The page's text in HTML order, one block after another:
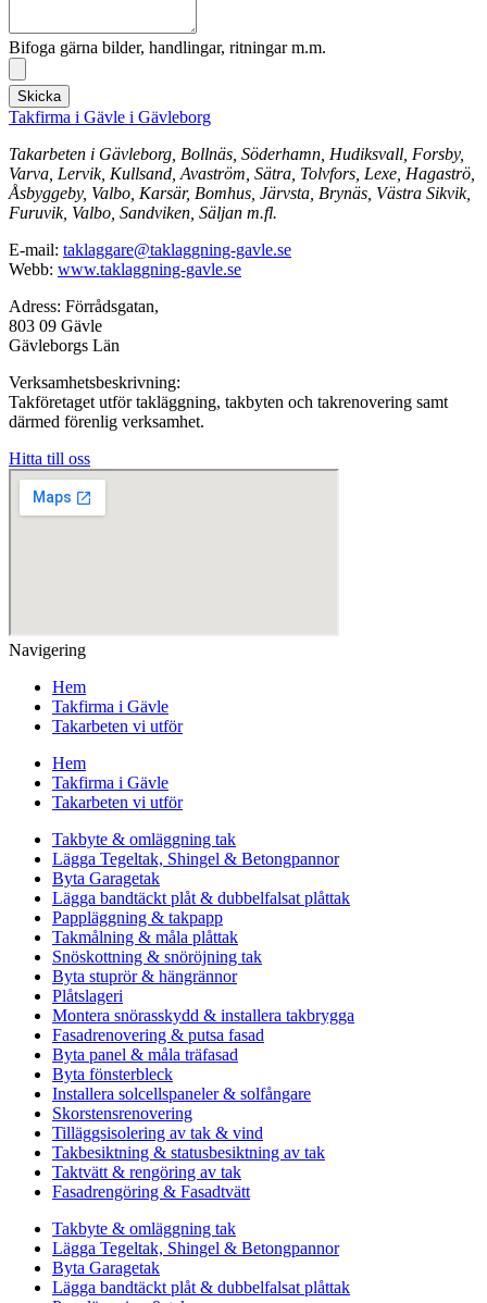
Bifoga gärna bilder, handlingar, ritningar m.m.
Skicka
Takfirma i Gävle i Gävleborg
Takarbeten i Gävleborg, Bollnäs, Söderhamn, Hudiksvall, Forsby,
Varva, Lervik, Kullsand, Avaström, Sätra, Tolvfors, Lexe, Hagaströ,
Åsbyggeby, Valbo, Karsär, Bomhus, Järvsta, Brynäs, Västra Sikvik,
Furuvik, Valbo, Sandviken, Säljan m.fl.
E-mail: taklaggare@taklaggning-gavle.se
Webb: www.taklaggning-gavle.se
Adress: Förrådsgatan,
803 09 Gävle
Gävleborgs Län
Verksamhetsbeskrivning:
Takföretaget utför takläggning, takbyten och takrenovering samt
därmed förenlig verksamhet.
Hitta till oss
Navigering
Hem
Takfirma i Gävle
Takarbeten vi utför
Hem
Takfirma i Gävle
Takarbeten vi utför
Takbyte & omläggning tak
Lägga Tegeltak, Shingel & Betongpannor
Byta Garagetak
Lägga bandtäckt plåt & dubbelfalsat plåttak
Pappläggning & takpapp
Takmålning & måla plåttak
Snöskottning & snöröjning tak
Byta stuprör & hängrännor
Plåtslageri
Montera snörasskydd & installera takbrygga
Fasadrenovering & putsa fasad
Byta panel & måla träfasad
Byta fönsterbleck
Installera solcellspaneler & solfångare
Skorstensrenovering
Tilläggsisolering av tak & vind
Takbesiktning & statusbesiktning av tak
Taktvätt & rengöring av tak
Fasadrengöring & Fasadtvätt
Takbyte & omläggning tak
Lägga Tegeltak, Shingel & Betongpannor
Byta Garagetak
Lägga bandtäckt plåt & dubbelfalsat plåttak